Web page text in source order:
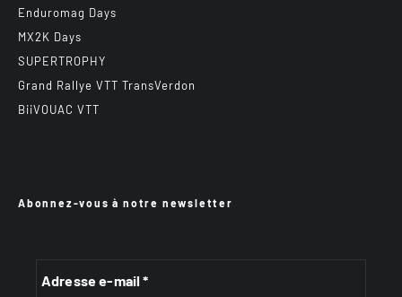
Enduromag Days
MX2K Days
SUPERTROPHY
Grand Rallye VTT TransVerdon
BiiVOUAC VTT
Abonnez-vous à notre newsletter